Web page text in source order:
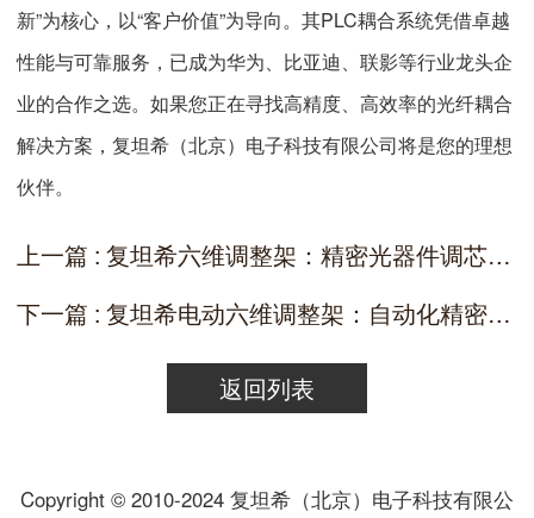
新”为核心，以“客户价值”为导向。其PLC耦合系统凭借卓越
性能与可靠服务，已成为华为、比亚迪、联影等行业龙头企
业的合作之选。如果您正在寻找高精度、高效率的光纤耦合
解决方案，复坦希（北京）电子科技有限公司将是您的理想
伙伴。
上一篇 : 复坦希六维调整架：精密光器件调芯的核心利器
下一篇 : 复坦希电动六维调整架：自动化精密调节，赋能光学器件高效耦光
返回列表
Copyright © 2010-2024 复坦希（北京）电子科技有限公